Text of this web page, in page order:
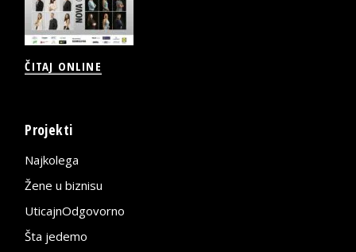
ČITAJ ONLINE
Projekti
Najkolega
Žene u biznisu
UticajnOdgovorno
Šta jedemo